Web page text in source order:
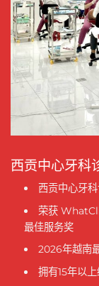
西贡中心牙科
西贡中心牙
荣获
最佳服务奖
2026年越南
拥有15年以